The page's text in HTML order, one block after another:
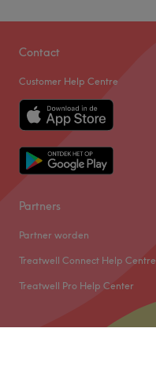
Contact
Customer Help Centre
Partners
Partner worden
Treatwell Connect Help Centre
Treatwell Pro Help Center